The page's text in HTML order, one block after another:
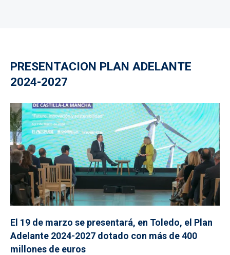
PRESENTACION PLAN ADELANTE
2024-2027
El 19 de marzo se presentará, en Toledo, el Plan
Adelante 2024-2027 dotado con más de 400
millones de euros